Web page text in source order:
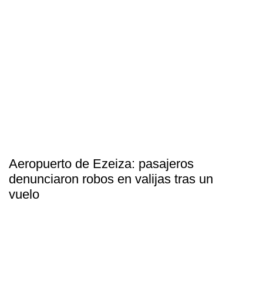
Aeropuerto de Ezeiza: pasajeros
denunciaron robos en valijas tras un
vuelo